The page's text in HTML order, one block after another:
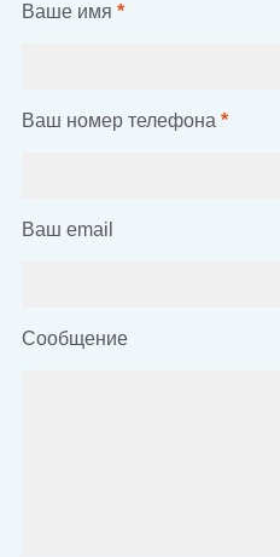
Ваше имя *
Ваш номер телефона *
Ваш email
Сообщение